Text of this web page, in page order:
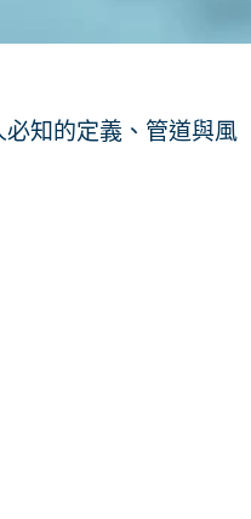
知的定義、管道與風